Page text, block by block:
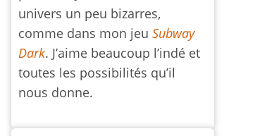
univers un peu bizarres,
comme dans mon jeuSubway
Dark. J’aime beaucoup l’indé et
toutes les possibilités qu’il
nous donne.